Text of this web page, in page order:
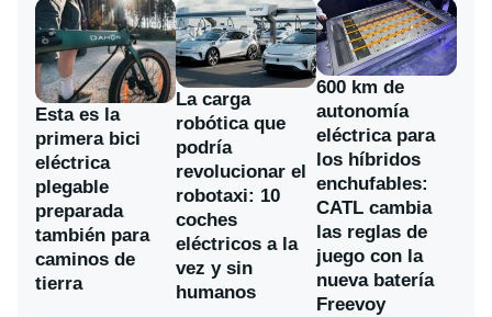
Esta es la
primera bici
eléctrica
plegable
preparada
también para
caminos de
tierra
La carga
robótica que
podría
revolucionar el
robotaxi: 10
coches
eléctricos a la
vez y sin
humanos
600 km de
autonomía
eléctrica para
los híbridos
enchufables:
CATL cambia
las reglas de
juego con la
nueva batería
Freevoy